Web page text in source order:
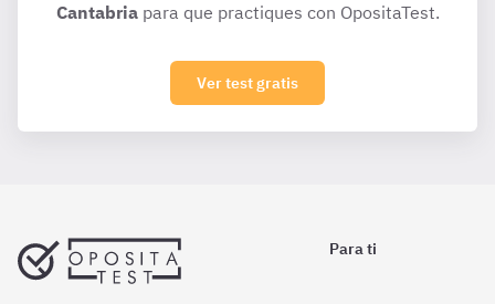
Cantabriapara que practiques con OpositaTest.
Ver test gratis
Para ti